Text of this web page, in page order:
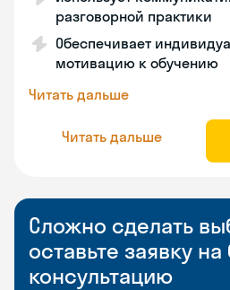
разговорной практики
Обеспечивает
мотивацию к обучению
Читать дальше
Читать дальше
Сложно сделать
оставьте заявку
консультацию